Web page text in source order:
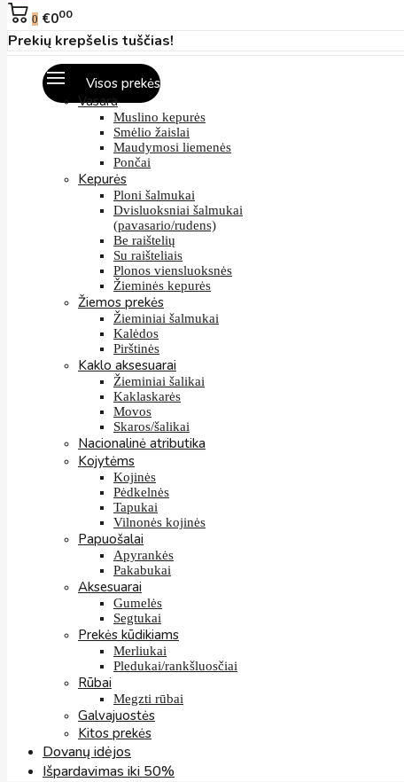
0 €000
Prekių krepšelis tuščias!
Visos prekės
Vasara
Muslino kepurės
Smėlio žaislai
Maudymosi liemenės
Pončai
Kepurės
Ploni šalmukai
Dvisluoksniai šalmukai
(pavasario/rudens)
Be raištelių
Su raišteliais
Plonos viensluoksnės
Žieminės kepurės
Žiemos prekės
Žieminiai šalmukai
Kalėdos
Pirštinės
Kaklo aksesuarai
Žieminiai šalikai
Kaklaskarės
Movos
Skaros/šalikai
Nacionalinė atributika
Kojytėms
Kojinės
Pėdkelnės
Tapukai
Vilnonės kojinės
Papuošalai
Apyrankės
Pakabukai
Aksesuarai
Gumelės
Segtukai
Prekės kūdikiams
Merliukai
Pledukai/rankšluosčiai
Rūbai
Megzti rūbai
Galvajuostės
Kitos prekės
Dovanų idėjos
Išpardavimas iki 50%